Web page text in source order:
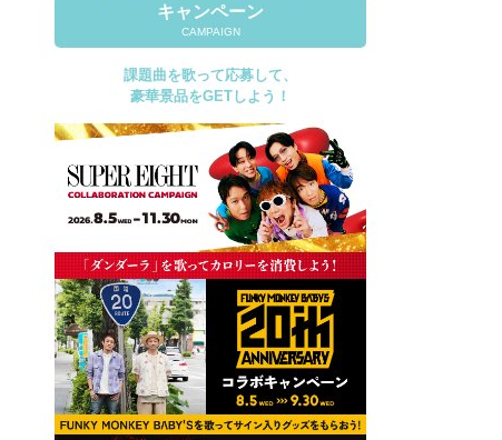
キャンペーン
CAMPAIGN
課題曲を歌って応募して、
豪華景品をGETしよう！